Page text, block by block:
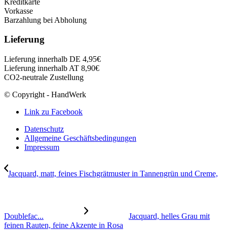
Vorkasse
Barzahlung bei Abholung
Lieferung
Lieferung innerhalb DE 4,95€
Lieferung innerhalb AT 8,90€
CO2-neutrale Zustellung
© Copyright - HandWerk
Link zu Facebook
Datenschutz
Allgemeine Geschäftsbedingungen
Impressum
Jacquard, matt, feines Fischgrätmuster in Tannengrün und Creme,
Doublefac...
Jacquard, helles Grau mit
feinen Rauten, feine Akzente in Rosa